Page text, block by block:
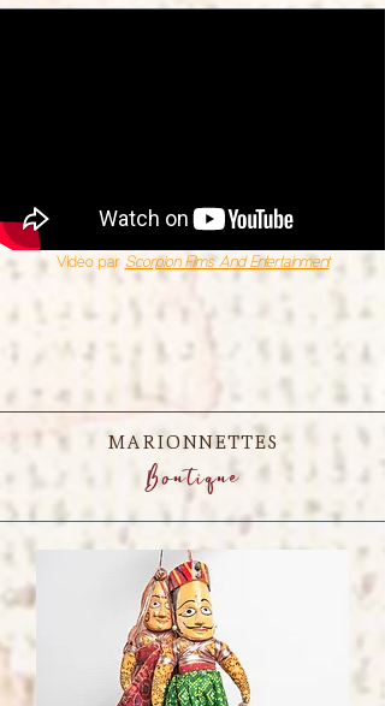
Vidéo par Scorpion Films And Entertainment
MARIONNETTES
Boutique